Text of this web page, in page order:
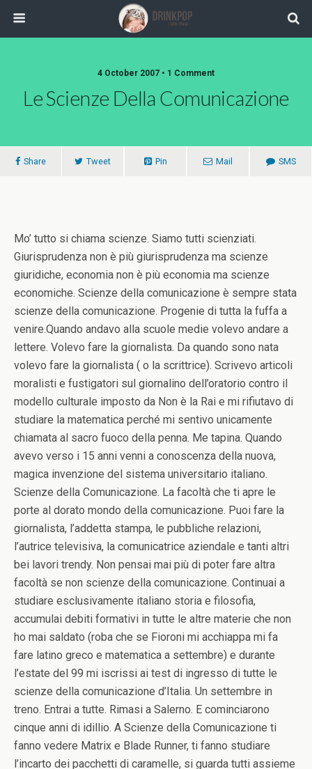
4 October 2007 • 1 Comment
Le Scienze Della Comunicazione
Share Tweet Pin Mail SMS
Mo’ tutto si chiama scienze. Siamo tutti scienziati.
Giurisprudenza non è più giurisprudenza ma scienze
giuridiche, economia non è più economia ma scienze
economiche. Scienze della comunicazione è sempre stata
scienze della comunicazione. Progenie di tutta la fuffa a
venire.Quando andavo alla scuole medie volevo andare a
lettere. Volevo fare la giornalista. Da quando sono nata
volevo fare la giornalista ( o la scrittrice). Scrivevo articoli
moralisti e fustigatori sul giornalino dell’oratorio contro il
modello culturale imposto da Non è la Rai e mi rifiutavo di
studiare la matematica perché mi sentivo unicamente
chiamata al sacro fuoco della penna. Me tapina. Quando
avevo verso i 15 anni venni a conoscenza della nuova,
magica invenzione del sistema universitario italiano.
Scienze della Comunicazione. La facoltà che ti apre le
porte al dorato mondo della comunicazione. Puoi fare la
giornalista, l’addetta stampa, le pubbliche relazioni,
l’autrice televisiva, la comunicatrice aziendale e tanti altri
bei lavori trendy. Non pensai mai più di poter fare altra
facoltà se non scienze della comunicazione. Continuai a
studiare esclusivamente italiano storia e filosofia,
accumulai debiti formativi in tutte le altre materie che non
ho mai saldato (roba che se Fioroni mi acchiappa mi fa
fare latino greco e matematica a settembre) e durante
l’estate del 99 mi iscrissi ai test di ingresso di tutte le
scienze della comunicazione d’Italia. Un settembre in
treno. Entrai a tutte. Rimasi a Salerno. E cominciarono
cinque anni di idillio. A Scienze della Comunicazione ti
fanno vedere Matrix e Blade Runner, ti fanno studiare
l’incarto dei pacchetti di caramelle, si guarda tutti assieme